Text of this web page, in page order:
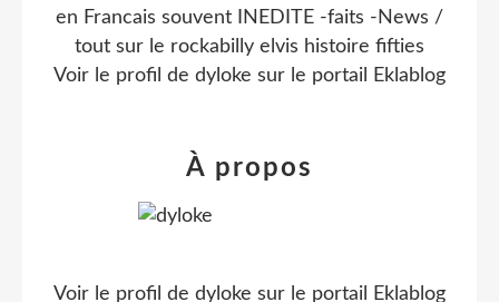
en Francais souvent INEDITE -faits -News /
tout sur le rockabilly elvis histoire fifties
Voir le profil de dyloke sur le portail Eklablog
À propos
Voir le profil de dyloke sur le portail Eklablog